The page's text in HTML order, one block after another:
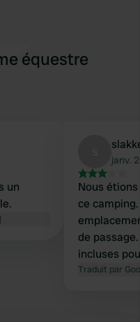
équestre
un
janv.
Nous
ce
de
incluses
toilettes ni
Traduit par